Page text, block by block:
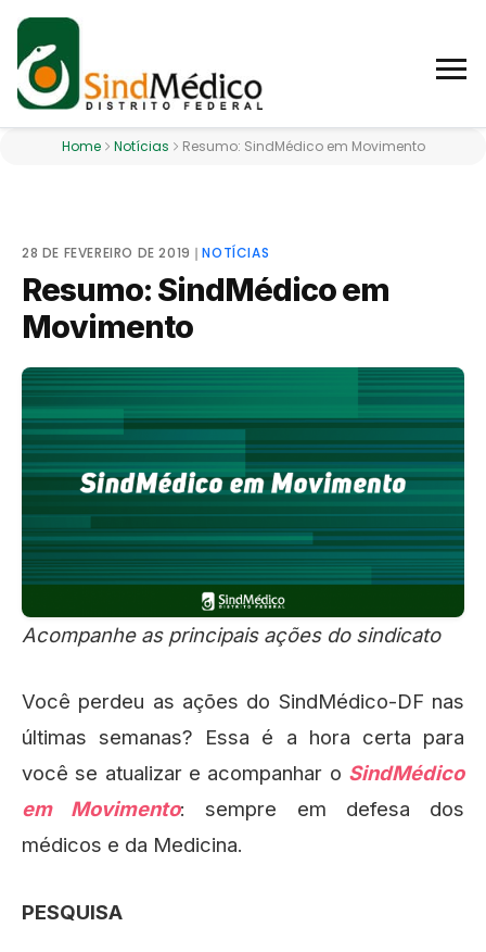
Home Notícias Resumo: SindMédico em Movimento
28 DE FEVEREIRO DE 2019 ❘NOTÍCIAS
Resumo: SindMédico em
Movimento
Acompanhe as principais ações do sindicato
Você perdeu as ações do SindMédico-DF nas
últimas semanas? Essa é a hora certa para
você se atualizar e acompanhar o SindMédico
em Movimento: sempre em defesa dos
médicos e da Medicina.
PESQUISA